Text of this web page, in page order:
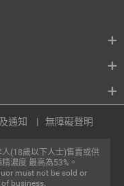
(18歲以下人士)售賣或供
濃度 最高為53%。
must not be sold or
business.
通知 無障礙聲明